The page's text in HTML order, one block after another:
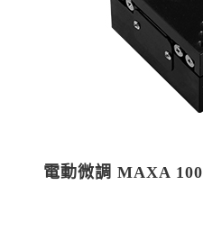
電動微調 MAXA 100